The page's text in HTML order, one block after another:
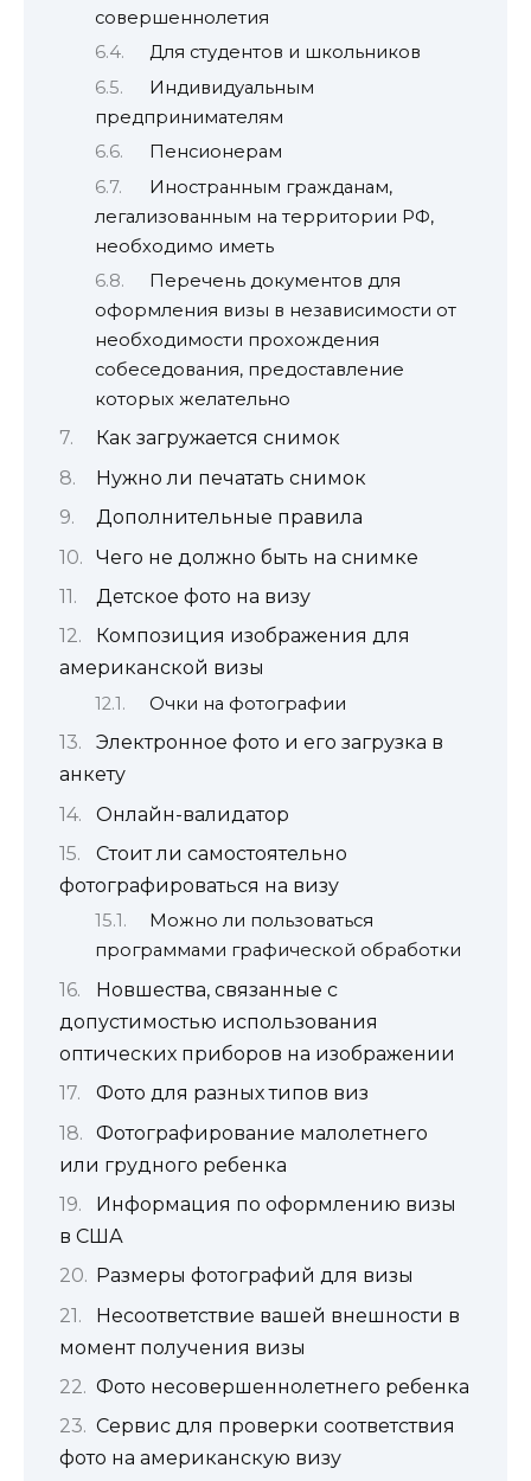
совершеннолетия
Для студентов и школьников
Индивидуальным
предпринимателям
Пенсионерам
Иностранным гражданам,
легализованным на территории РФ,
необходимо иметь
Перечень документов для
оформления визы в независимости от
необходимости прохождения
собеседования, предоставление
которых желательно
Как загружается снимок
Нужно ли печатать снимок
Дополнительные правила
Чего не должно быть на снимке
Детское фото на визу
Композиция изображения для
американской визы
Очки на фотографии
Электронное фото и его загрузка в
анкету
Онлайн-валидатор
Стоит ли самостоятельно
фотографироваться на визу
Можно ли пользоваться
программами графической обработки
Новшества, связанные с
допустимостью использования
оптических приборов на изображении
Фото для разных типов виз
Фотографирование малолетнего
или грудного ребенка
Информация по оформлению визы
в США
Размеры фотографий для визы
Несоответствие вашей внешности в
момент получения визы
Фото несовершеннолетнего ребенка
Сервис для проверки соответствия
фото на американскую визу